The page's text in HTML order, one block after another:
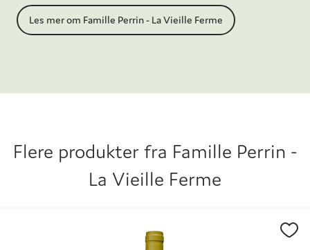
Perrin ble etablert som vinprodusent allerede i 1909 med kjøpet
av Chateau de Beaucastel i Châteauneuf-du-Pape. Chateau de
Les mer om Famille Perrin - La Vieille Ferme
Flere produkter fra Famille Perrin -
La Vieille Ferme